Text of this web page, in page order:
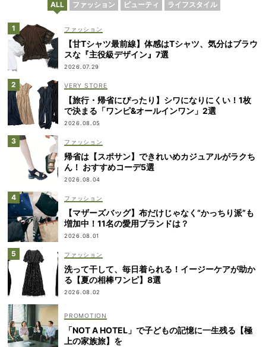
ALL ファッション ビューティ ライフスタイル
ファッション
【甘Tシャツ最前線】体感はTシャツ、気分はブラウ
スな『主役級デザイン』7選
2026.07.29
VERY STORE
【旅行・帰省にぴったり】シワになりにくい！1枚
で決まる「ワンピ&オールインワン」2選
2026.08.05
ファッション
帰省は【スポサン】できれいめカジュアルがラクち
ん！ おすすめコーデ5選
2026.08.04
ファッション
【マザーズバッグ】布だけじゃなく“かっちり派”も
増加中！11名の愛用ブランドは？
2026.08.01
ファッション
洗って干して、毎日着られる！イージーケアが助か
る【夏の相棒ワンピ】8選
2026.08.02
「NOT A HOTEL」で子どもの記憶に一生残る【極
上の家族旅】を